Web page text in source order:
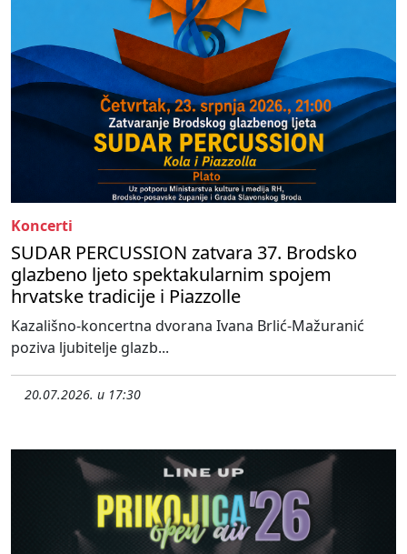
Koncerti
SUDAR PERCUSSION zatvara 37. Brodsko
glazbeno ljeto spektakularnim spojem
hrvatske tradicije i Piazzolle
Kazališno-koncertna dvorana Ivana Brlić-Mažuranić
poziva ljubitelje glazb...
20.07.2026. u 17:30